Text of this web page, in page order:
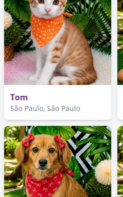
Tom
São Paulo, São Paulo